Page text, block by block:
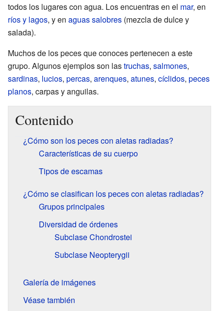
todos los lugares con agua. Los encuentras en el mar, en
ríos y lagos, y en aguas salobres (mezcla de dulce y
salada).
Muchos de los peces que conoces pertenecen a este
grupo. Algunos ejemplos son lastruchas, salmones,
sardinas, lucios, percas, arenques, atunes, cíclidos, peces
planos, carpas y anguilas.
Contenido
¿Cómo son los peces con aletas radiadas?
Características de su cuerpo
Tipos de escamas
¿Cómo se clasifican los peces con aletas radiadas?
Grupos principales
Diversidad de órdenes
Subclase Chondrostei
Subclase Neopterygii
Galería de imágenes
Véase también